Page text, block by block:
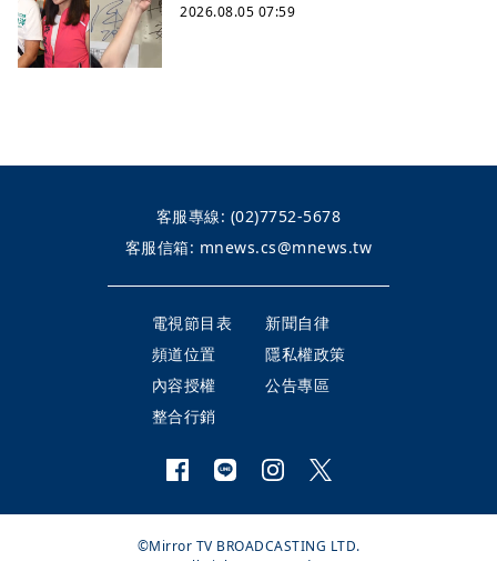
2026.08.05 07:59
客服專線: (02)7752-5678
客服信箱: mnews.cs@mnews.tw
電視節目表
新聞自律
頻道位置
隱私權政策
內容授權
公告專區
整合行銷
©Mirror TV BROADCASTING LTD.